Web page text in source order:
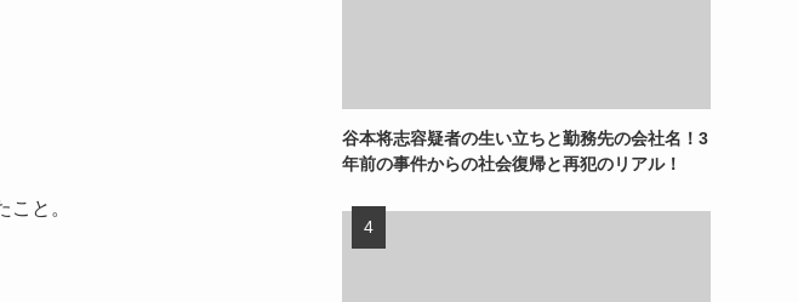
と。
谷本将志容疑者の生い立ちと勤務先の会社名！3
年前の事件からの社会復帰と再犯のリアル！